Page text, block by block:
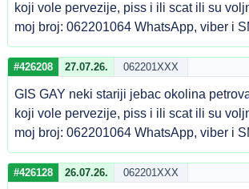
koji vole pervezije, piss i ili scat ili su
moj broj: 062201064 WhatsApp, viber i
#426208 27.07.26. 062201XXX
GIS GAY neki stariji jebac okolina
koji vole pervezije, piss i ili scat ili su
moj broj: 062201064 WhatsApp, viber i
#426128 26.07.26. 062201XXX